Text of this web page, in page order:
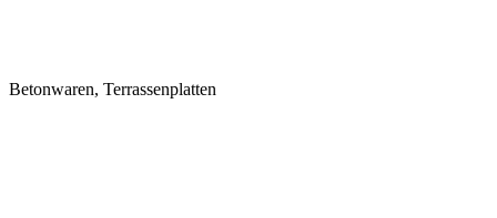
Betonwaren, Terrassenplatten